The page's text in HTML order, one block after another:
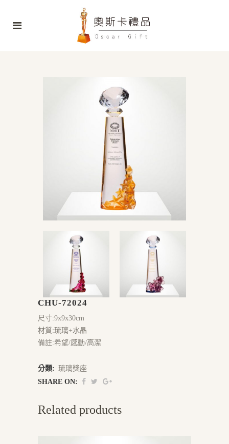
CHU-72024
尺寸:9x9x30cm
材質:琉璃+水晶
備註:希望/感動/高潔
分類: 琉璃獎座
SHARE ON:
Related products